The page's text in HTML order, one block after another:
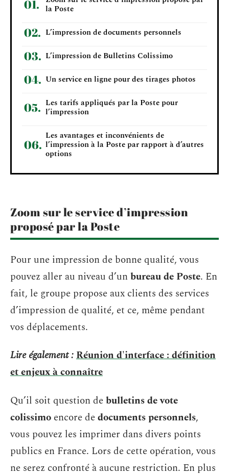
la Poste
L’impression de documents personnels
L’impression de Bulletins Colissimo
Un service en ligne pour des tirages photos
Les tarifs appliqués par la Poste pour
l’impression
Les avantages et inconvénients de
l’impression à la Poste par rapport à d’autres
options
Zoom sur le service d’impression
proposé par la Poste
Pour une impression de bonne qualité, vous
pouvez aller au niveau d’unbureau de Poste. En
fait, le groupe propose aux clients des services
d’impression de qualité, et ce, même pendant
vos déplacements.
Lire également :Réunion d'interface : définition
et enjeux à connaître
Qu’il soit question debulletins de vote
colissimo encore dedocuments personnels,
vous pouvez les imprimer dans divers points
publics en France. Lors de cette opération, vous
ne serez confronté à aucune restriction. En plus